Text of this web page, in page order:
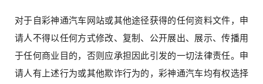
对于自彩神通汽车网站或其他途径获得的任何资料文件，申
请人不得以任何方式修改、复制、公开展出、展示、传播用
于任何商业目的，否则应承担因此引发的一切法律责任。申
请人有上述行为或其他欺诈行为的，彩神通汽车均有权选择